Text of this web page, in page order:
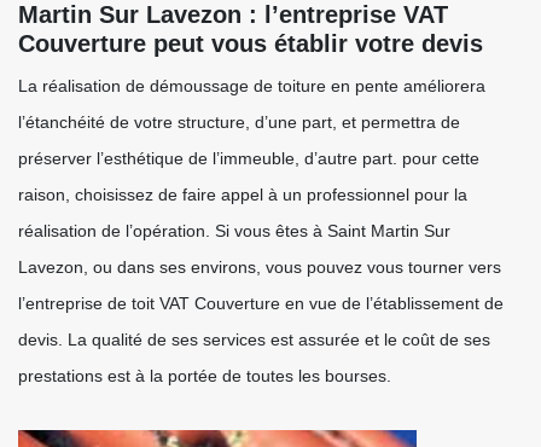
Martin Sur Lavezon : l’entreprise VAT
Couverture peut vous établir votre devis
La réalisation de démoussage de toiture en pente améliorera
l’étanchéité de votre structure, d’une part, et permettra de
préserver l’esthétique de l’immeuble, d’autre part. pour cette
raison, choisissez de faire appel à un professionnel pour la
réalisation de l’opération. Si vous êtes à Saint Martin Sur
Lavezon, ou dans ses environs, vous pouvez vous tourner vers
l’entreprise de toit VAT Couverture en vue de l’établissement de
devis. La qualité de ses services est assurée et le coût de ses
prestations est à la portée de toutes les bourses.